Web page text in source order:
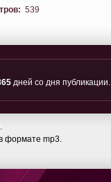
539
дней со дня публикации.
формате mp3.